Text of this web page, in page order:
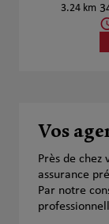
3.24 km
3.28 km
Vos
Près de
assurance
Par notre